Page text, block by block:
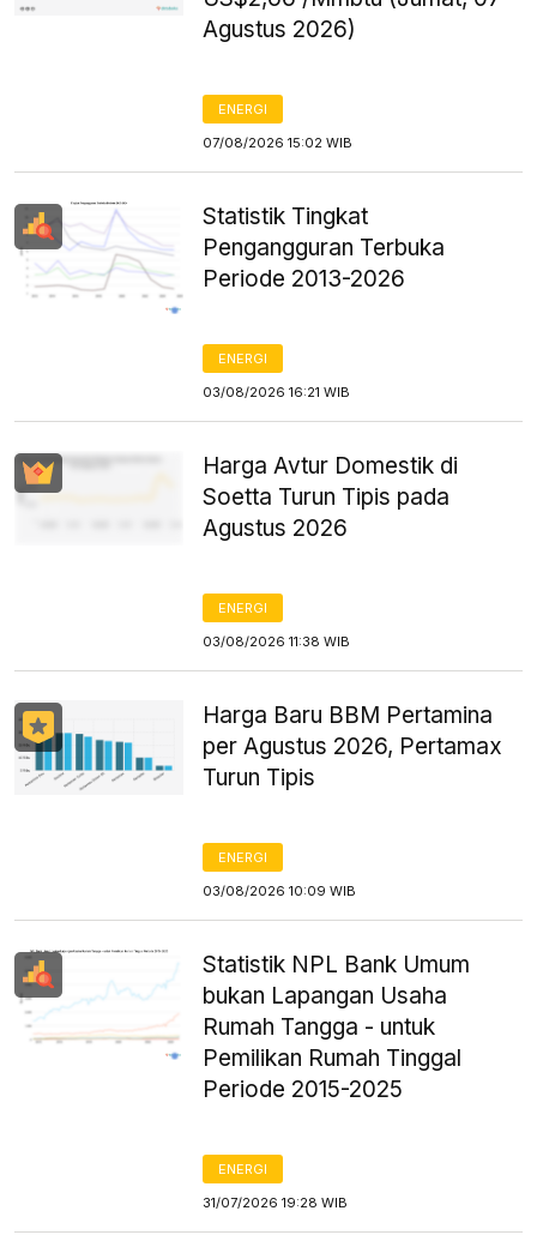
Agustus 2026)
ENERGI
07/08/2026 15:02 WIB
Statistik Tingkat
Pengangguran Terbuka
Periode 2013-2026
ENERGI
03/08/2026 16:21 WIB
Harga Avtur Domestik di
Soetta Turun Tipis pada
Agustus 2026
ENERGI
03/08/2026 11:38 WIB
Harga Baru BBM Pertamina
per Agustus 2026, Pertamax
Turun Tipis
ENERGI
03/08/2026 10:09 WIB
Statistik NPL Bank Umum
bukan Lapangan Usaha
Rumah Tangga - untuk
Pemilikan Rumah Tinggal
Periode 2015-2025
ENERGI
31/07/2026 19:28 WIB